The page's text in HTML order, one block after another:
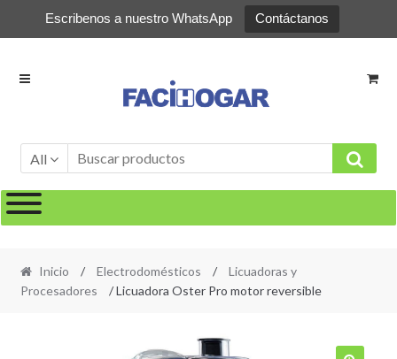
Escribenos a nuestro WhatsApp Contáctanos
Ir
Ir
All
Inicio / Electrodomésticos /
Licuadoras y
Procesadores
/ Licuadora Oster Pro motor reversible